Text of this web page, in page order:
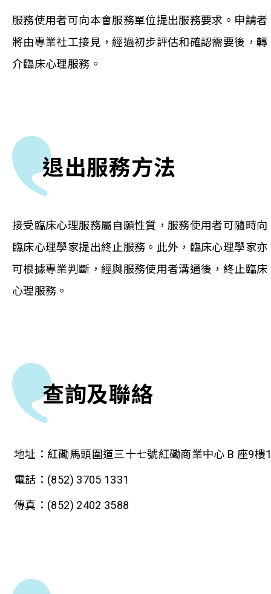
服務使用者可向本會服務單位提出服務要求。申請者
將由專業社工接見，經過初步評估和確認需要後，轉
介臨床心理服務。
退出服務方法
接受臨床心理服務屬自願性質，服務使用者可隨時向
臨床心理學家提出終止服務。此外，臨床心理學家亦
可根據專業判斷，經與服務使用者溝通後，終止臨床
心理服務。
查詢及聯絡
地址：紅磡馬頭圍道三十七號紅磡商業中心 B 座9樓
電話： (852) 3705 1331
傳真： (852) 2402 3588